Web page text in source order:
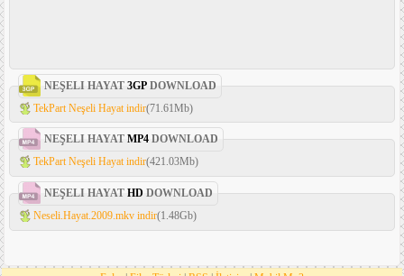
NEŞELI HAYAT 3GP DOWNLOAD
TekPart Neşeli Hayat indir(71.61Mb)
NEŞELI HAYAT MP4 DOWNLOAD
TekPart Neşeli Hayat indir(421.03Mb)
NEŞELI HAYAT HD DOWNLOAD
Neseli.Hayat.2009.mkv indir(1.48Gb)